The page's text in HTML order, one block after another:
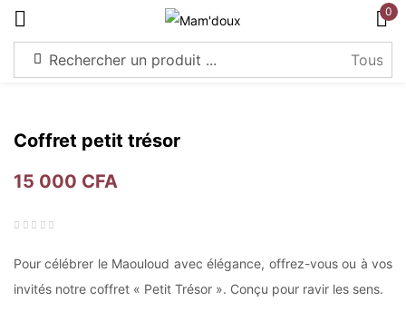
0
Coffret petit trésor
15 000 CFA
Pour célébrer le Maouloud avec élégance, offrez-vous ou à vos
invités notre coffret « Petit Trésor ». Conçu pour ravir les sens.
S'identifier
Connexion